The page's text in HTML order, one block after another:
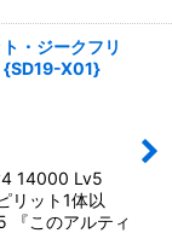
・ジークフリ
{SD19-X01}
14000 Lv5
リット1体以
『このアルティ